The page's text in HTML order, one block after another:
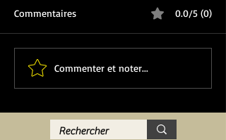
Commentaires 0.0/5 (0)
Commenter et noter...